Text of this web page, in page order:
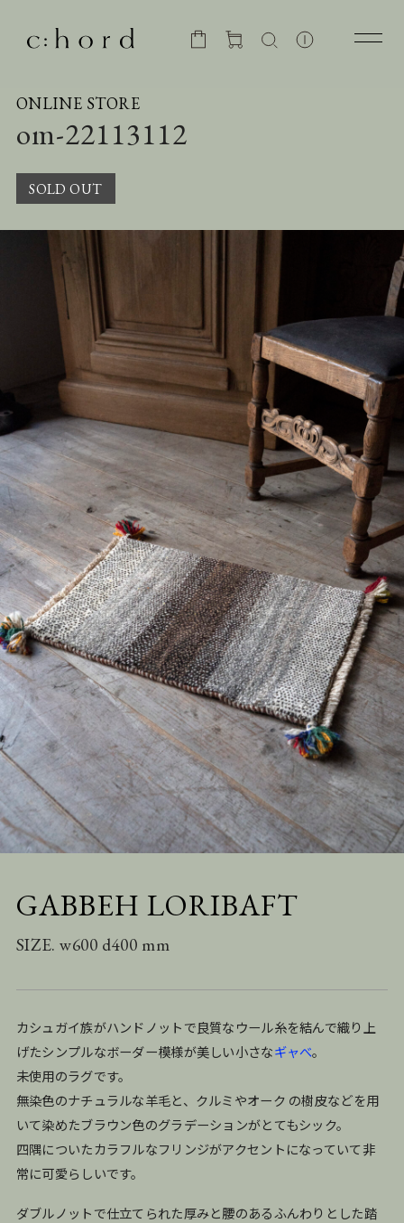
ONLINE STORE
om-22113112
GABBEH LORIBAFT
SIZE. w600 d400 mm
カシュガイ族がハンドノットで良質なウール糸を結んで織り上
げたシンプルなボーダー模様が美しい小さなギャべ。
未使用のラグです。
無染色のナチュラルな羊毛と、クルミやオーク の樹皮などを用
いて染めたブラウン色のグラデーションがとてもシック。
四隅についたカラフルなフリンジがアクセントになっていて非
常に可愛らしいです。
ダブルノットで仕立てられた厚みと腰のあるふんわりとした踏